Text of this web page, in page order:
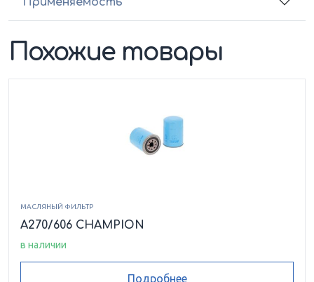
Похожие товары
МАСЛЯНЫЙ ФИЛЬТР
A270/606 CHAMPION
в наличии
Подробнее